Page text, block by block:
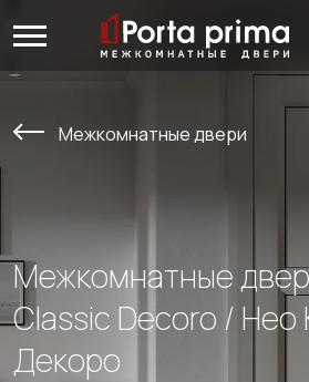
Межкомнатные двери
Межкомнатные
Classic Decoro / Нео
Декоро